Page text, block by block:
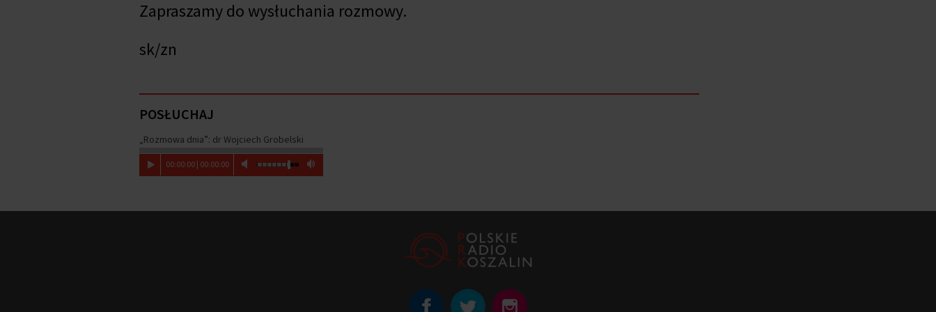
Zapraszamy do wysłuchania rozmowy.
sk/zn
POSŁUCHAJ
„Rozmowa dnia”: dr Wojciech Grobelski
00:00:00| 00:00:00